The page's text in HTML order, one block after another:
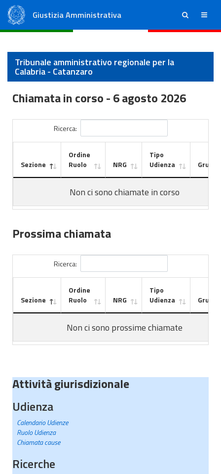
Giustizia Amministrativa ricerca menu
Tribunale amministrativo regionale per la
Calabria - Catanzaro
Chiamata in corso -6 agosto 2026
Ricerca:
Sezione
Ordine
Ruolo
NRG
Tipo
Udienza
Gruppo
Non ci sono chiamate in corso
Prossima chiamata
Ricerca:
Sezione
Ordine
Ruolo
NRG
Tipo
Udienza
Gruppo
Non ci sono prossime chiamate
Attività giurisdizionale
Udienza
Calendario Udienze
Ruolo Udienza
Chiamata cause
Ricerche